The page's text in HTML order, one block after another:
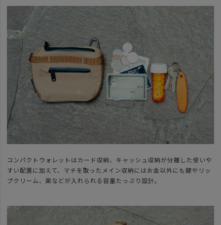
コンパクトウォレットはカード収納、キャッシュ収納が分離した使いや
すい配置に加えて、マチを取ったメイン収納にはお金以外にも鍵やリッ
プクリーム、薬などが入れられる容量たっぷり設計。